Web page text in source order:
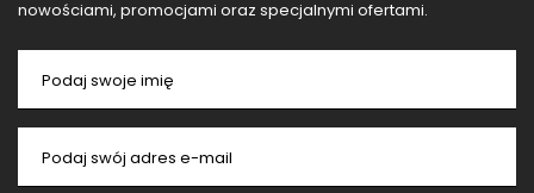
nowościami, promocjami oraz specjalnymi ofertami.
Podaj swoje imię
Podaj swój adres e-mail